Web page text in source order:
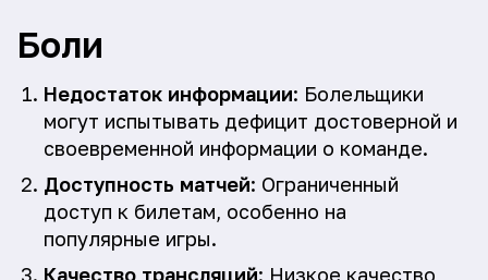
Боли
Недостаток информации: Болельщики
могут испытывать дефицит достоверной и
своевременной информации о команде.
Доступность матчей: Ограниченный
доступ к билетам, особенно на
популярные игры.
Качество трансляций: Низкое качество